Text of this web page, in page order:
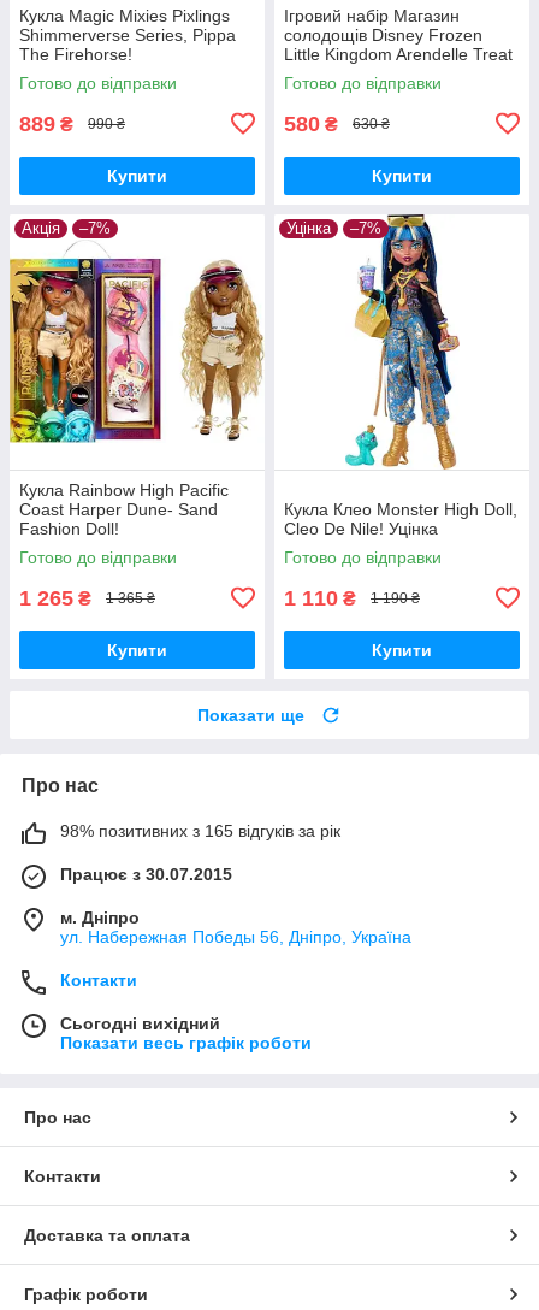
Кукла Magic Mixies Pixlings
Shimmerverse Series, Pippa
The Firehorse!
Готово до відправки
889 ₴ 990 ₴
Купити
Ігровий набір Магазин
солодощів Disney Frozen
Little Kingdom Arendelle Treat
Shoppe! ОЧЕНКА! Читайте
опис.
Готово до відправки
580 ₴ 630 ₴
Купити
Акція –7%
Кукла Rainbow High Pacific
Coast Harper Dune- Sand
Fashion Doll!
Готово до відправки
1 265 ₴ 1 365 ₴
Купити
Уцінка –7%
Кукла Клео Monster High Doll,
Cleo De Nile! Уцінка
Готово до відправки
1 110 ₴ 1 190 ₴
Купити
Показати ще
Про нас
98% позитивних з 165 відгуків за рік
Працює з 30.07.2015
м. Дніпро
ул. Набережная Победы 56, Дніпро, Україна
Контакти
Сьогодні вихідний
Показати весь графік роботи
Про нас
Контакти
Доставка та оплата
Графік роботи